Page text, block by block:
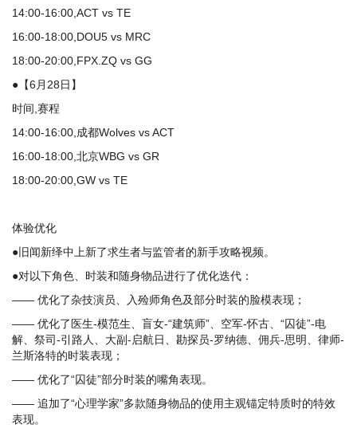
14:00-16:00,ACT vs TE
16:00-18:00,DOU5 vs MRC
18:00-20:00,FPX.ZQ vs GG
●【6月28日】
时间,赛程
14:00-16:00,成都Wolves vs ACT
16:00-18:00,北京WBG vs GR
18:00-20:00,GW vs TE
体验优化
●旧闻新绎中上新了求生者与监管者的新手攻略视频。
●对以下角色、时装和随身物品进行了优化迭代：
—— 优化了杂技演员、入殓师角色及部分时装的脸模表现；
—— 优化了医生-模范生、盲女-“建筑师”、空军-怀古、“囚徒”-电
解、祭司-引路人、大副-启航日、勘探员-罗纳德、佣兵-思明、律师-
兰斯洛特的时装表现；
—— 优化了“囚徒”部分时装的嘴角表现。
—— 追加了“心理学家”多款随身物品的使用主观锚定特质时的特效
表现。